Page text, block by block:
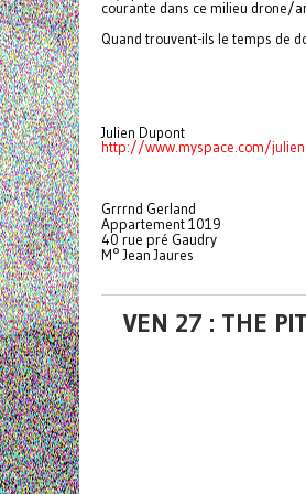
courante dans ce milieu drone/
Quand trouvent-ils le temps de
Julien Dupont
http://www.myspace.com/
Grrrnd Gerland
Appartement 1019
40 rue pré Gaudry
M° Jean Jaures
VEN 27 : THE